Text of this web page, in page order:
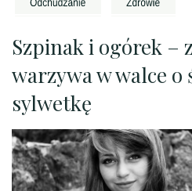
Szpinak i ogórek –
warzywa w walce o
sylwetkę